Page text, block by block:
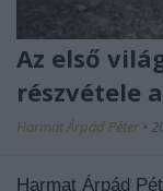
Az első
részvétele
Harmat Árpád Péter •
Harmat Árpád